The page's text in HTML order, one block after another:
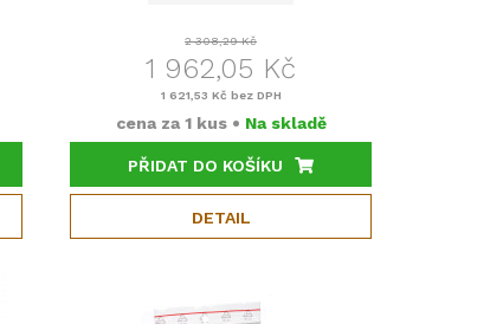
2 308,29 Kč
1 962,05 Kč
1 621,53 Kč bez DPH
cena za 1 kus • Na skladě
PŘIDAT DO KOŠÍKU
DETAIL